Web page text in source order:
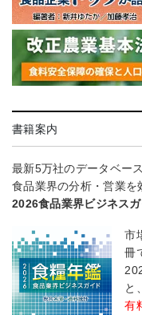
書籍案内
最新5万社のデータベース
食品業界の分析・営業を
2026食品業界ビジネスガ
市
冊
と
有